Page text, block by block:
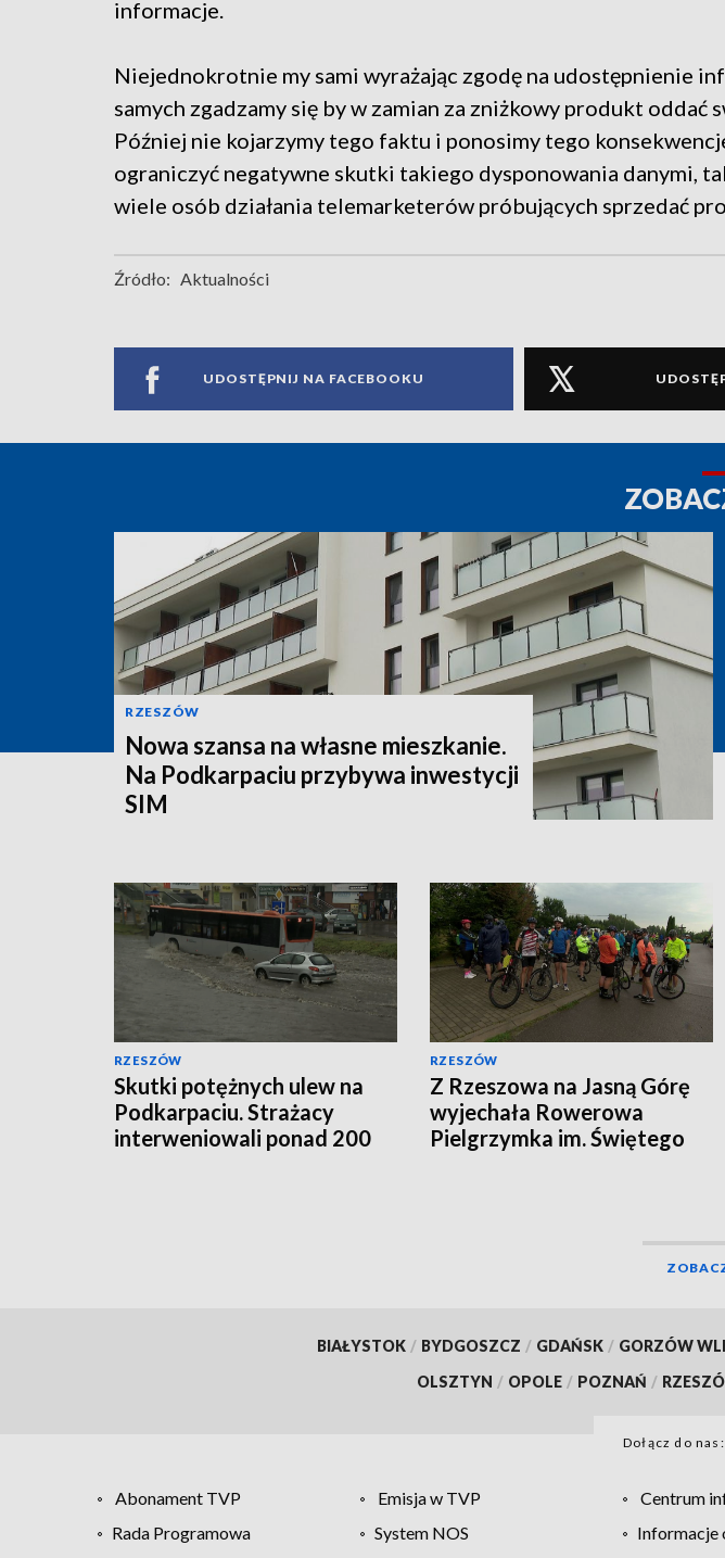
informacje.
Niejednokrotnie my sami wyrażając zgodę na udostępnienie
samych zgadzamy się by w zamian za zniżkowy produkt oddać
Później nie kojarzymy tego faktu i ponosimy tego
ograniczyć negatywne skutki takiego dysponowania danymi,
wiele osób działania telemarketerów próbujących sprzedać
Źródło: Aktualności
UDOSTĘPNIJ NA FACEBOOKU
RZESZÓW
Nowa szansa na własne mieszkanie.
Na Podkarpaciu przybywa inwestycji
SIM
RZESZÓW
Skutki potężnych ulew na
Podkarpaciu. Strażacy
interweniowali ponad 200
RZESZÓW
Z Rzeszowa na Jasną Górę
wyjechała Rowerowa
Pielgrzymka im. Świętego
BIAŁYSTOK / BYDGOSZCZ / GDAŃSK / GORZÓW
OLSZTYN / OPOLE / POZNAŃ /
Dołącz do nas:
Abonament TVP Emisja w TVP Centrum
Rada Programowa
System NOS Informacje